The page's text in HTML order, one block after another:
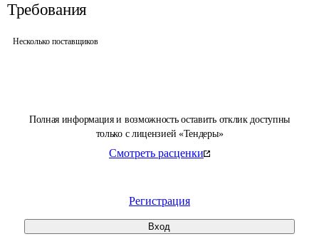
Полная информация и возможность оставить отклик доступны
только с лицензией «Тендеры»
Смотреть расценки
Регистрация
Вход
Требования
Несколько поставщиков